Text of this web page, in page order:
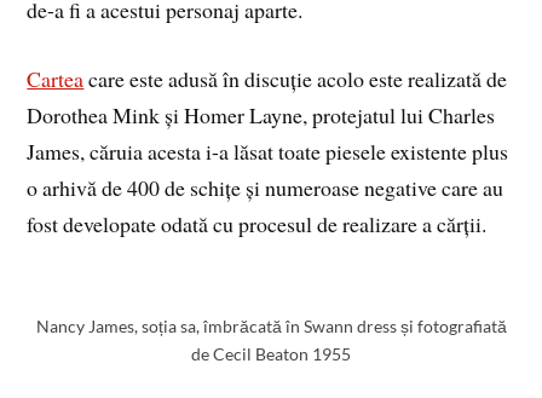
de-a fi a acestui personaj aparte.
Carteacare este adusă în discuție acolo este realizată de
Dorothea Mink și Homer Layne, protejatul lui Charles
James, căruia acesta i-a lăsat toate piesele existente plus
o arhivă de 400 de schițe și numeroase negative care au
fost developate odată cu procesul de realizare a cărții.
Nancy James, soția sa, îmbrăcată în Swann dress și fotografiată
de Cecil Beaton 1955